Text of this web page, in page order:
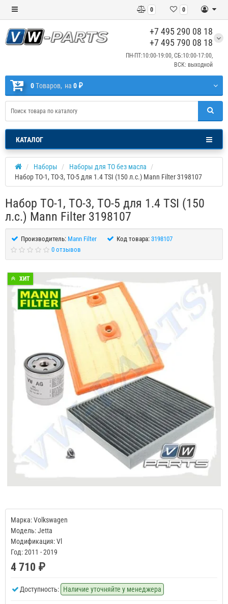
0
0
+7 495 290 08 18
+7 495 790 08 18
ПН-ПТ:10:00-19:00, СБ:10:00-17:00,
ВСК: выходной
0Tоваров, на 0 ₽
КАТАЛОГ
Наборы
Наборы для ТО без масла
Набор ТО-1, ТО-3, ТО-5 для 1.4 TSI (150 л.с.) Mann Filter 3198107
Набор ТО-1, ТО-3, ТО-5 для 1.4 TSI (150
л.с.) Mann Filter 3198107
Производитель: Mann Filter Код товара: 3198107
0 отзывов
ХИТ
Марка: Volkswagen
Модель: Jetta
Модификация: Vl
Год: 2011 - 2019
4 710 ₽
Доступность: Наличие уточняйте у менеджера